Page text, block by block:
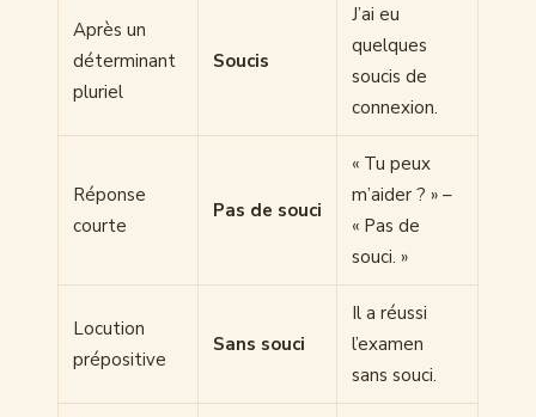
Après un
déterminant
pluriel
Soucis
J’ai eu
quelques
soucis de
connexion.
Réponse
courte
Pas de souci
« Tu peux
m’aider ? » –
« Pas de
souci. »
Locution
prépositive
Sans souci
Il a réussi
l’examen
sans souci.